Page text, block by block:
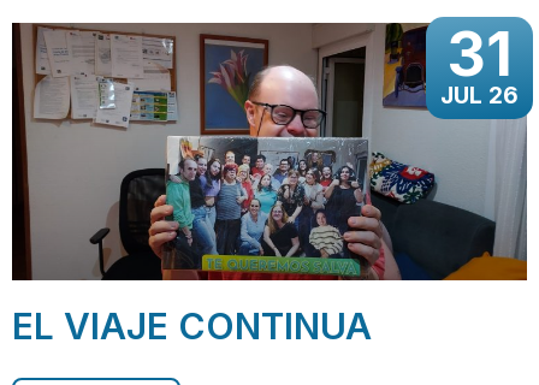
31
JUL 26
EL VIAJE CONTINUA